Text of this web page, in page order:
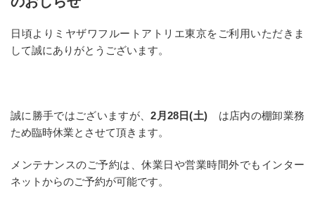
日頃よりミヤザワフルートアトリエ東京をご利用いただきま
して誠にありがとうございます。
誠に勝手ではございますが、2月28日(土) は店内の棚卸業務
ため臨時休業とさせて頂きます。
メンテナンスのご予約は、休業日や営業時間外でもインター
ネットからのご予約が可能です。